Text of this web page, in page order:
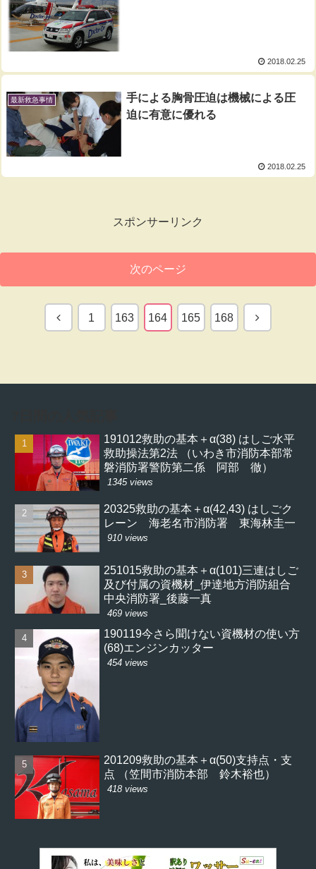
2018.02.25
最新救急事情
手による胸骨圧迫は機械による圧
迫に有意に優れる
2018.02.25
スポンサーリンク
次のページ
前 1 163 164 165 168 次
191012救助の基本＋α(38) はしご水平
救助操法第2法 （いわき市消防本部常
磐消防署警防第二係 阿部 徹）
1345 views
20325救助の基本＋α(42,43) はしごク
レーン 海老名市消防署 東海林圭一
910 views
251015救助の基本＋α(101)三連はしご
及び付属の資機材_伊達地方消防組合
中央消防署_後藤一真
469 views
190119今さら聞けない資機材の使い方
(68)エンジンカッター
454 views
201209救助の基本＋α(50)支持点・支
点 （笠間市消防本部 鈴木裕也）
418 views